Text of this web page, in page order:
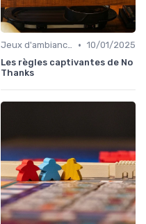
Jeux d'ambiance • 10/01/2025
Les règles captivantes de No
Thanks